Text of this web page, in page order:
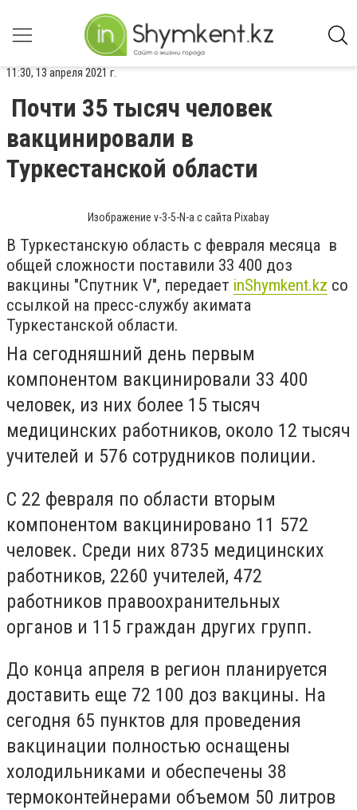
11:30, 13 апреля 2021 г.
Почти 35 тысяч человек
вакцинировали в
Туркестанской области
Изображение v-3-5-N-a с сайта Pixabay
В Туркестанскую область с февраля месяца в
общей сложности поставили 33 400 доз
вакцины "Спутник V", передает inShymkent.kz со
ссылкой на пресс-службу акимата
Туркестанской области.
На сегодняшний день первым
компонентом вакцинировали 33 400
человек, из них более 15 тысяч
медицинских работников, около 12 тысяч
учителей и 576 сотрудников полиции.
С 22 февраля по области вторым
компонентом вакцинировано 11 572
человек. Среди них 8735 медицинских
работников, 2260 учителей, 472
работников правоохранительных
органов и 115 граждан других групп.
До конца апреля в регион планируется
доставить еще 72 100 доз вакцины. На
сегодня 65 пунктов для проведения
вакцинации полностью оснащены
холодильниками и обеспечены 38
термоконтейнерами объемом 50 литров